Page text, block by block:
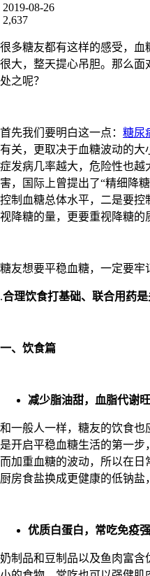
2019-08-26
2,637
很多糖友都有这样的感受，
很大，整天提心吊胆。那么面
处之呢？
首先我们要明白这一点： 糖尿
有关，更取决于血糖波动的
症发病几率越大，危险性也
害，国际上曾提出了“精细降
控制血糖总体水平，二是要
视降糖的量，更要重视降糖的
糖友想要平稳血糖，一定要牢
.合理饮食打基础、联合用药
一、饮食篇
减少脂油甜，血脂代谢旺
和一般人一样，糖友的饮食也
是开启平稳血糖生活的第一
而加重血糖的波动，所以在日
厨房食盐换成更健康的低钠盐
优质白蛋白，常吃免疫强
奶制品和豆制品以及鱼肉富